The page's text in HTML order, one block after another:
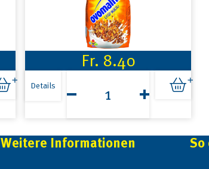
Fr. 8.40
Details
Müsli
Menge
Weitere Informationen